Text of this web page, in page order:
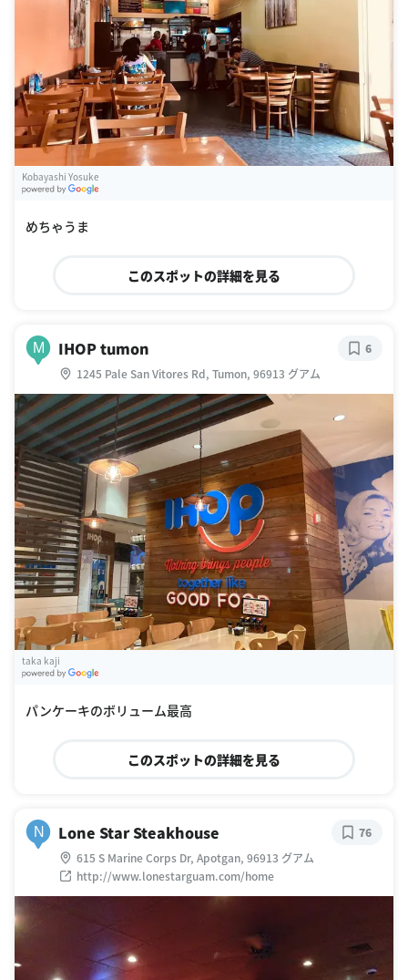
Kobayashi Yosuke
めちゃうま
このスポットの詳細を見る
M IHOP tumon
1245 Pale San Vitores Rd, Tumon, 96913 グアム
6
taka kaji
パンケーキのボリューム最高
このスポットの詳細を見る
N Lone Star Steakhouse
615 S Marine Corps Dr, Apotgan, 96913 グアム
http://www.lonestarguam.com/home
76